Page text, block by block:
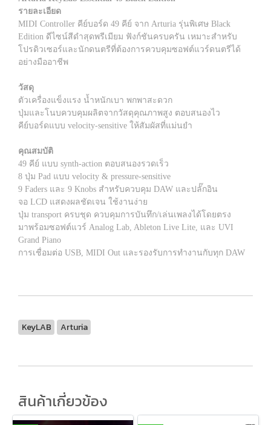
รายละเอียด
MIDI Controller คีย์บอร์ด 49 คีย์ จาก Arturia รุ่นพิเศษ Black
Edition ดีไซน์สีดำสุดพรีเมียม ฟังก์ชันครบครัน เหมาะสำหรับ
โปรดิวเซอร์และนักดนตรีที่ต้องการควบคุมซอฟต์แวร์ดนตรีได้
อย่างมืออาชีพ
วัสดุ
ตัวเครื่องแข็งแรง น้ำหนักเบา พกพาสะดวก
ปุ่มและโนบควบคุมผลิตจากวัสดุคุณภาพสูง ตอบสนองไว
คีย์บอร์ดแบบ velocity-sensitive ให้สัมผัสที่แม่นยำ
คุณสมบัติ
49 คีย์ แบบ synth-action ตอบสนองรวดเร็ว
8 ปุ่ม Pad แบบ velocity & pressure-sensitive
9 Faders และ 9 Knobs สำหรับควบคุม DAW และปลั๊กอิน
จอ LCD แสดงผลชัดเจน ใช้งานง่าย
ปุ่ม transport ครบชุด ควบคุมการบันทึก/เล่นเพลงได้โดยตรง
มาพร้อมซอฟต์แวร์ Analog Lab, Ableton Live Lite, และ UVI
Grand Piano
การเชื่อมต่อ USB, MIDI Out และรองรับการทำงานกับทุก DAW
KeyLAB Arturia
สินค้าเกี่ยวข้อง